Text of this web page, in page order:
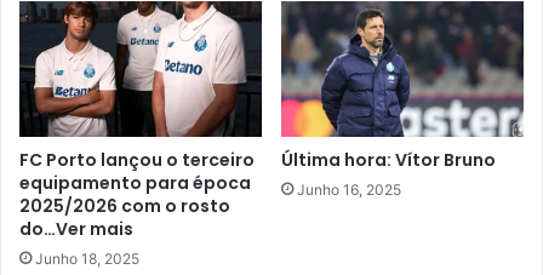
FC Porto lançou o terceiro
equipamento para época
2025/2026 com o rosto
do…Ver mais
Junho 18, 2025
Última hora: Vítor Bruno
Junho 16, 2025